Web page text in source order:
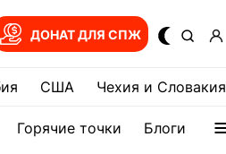
ДОНАТ ДЛЯ СПЖ
США Чехия и Словакия
Горячие точки Блоги